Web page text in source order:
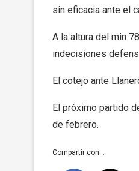
sin eficacia ante el
A la altura del min
indecisiones
El cotejo ante
El próximo partido
de febrero.
Compartir con...